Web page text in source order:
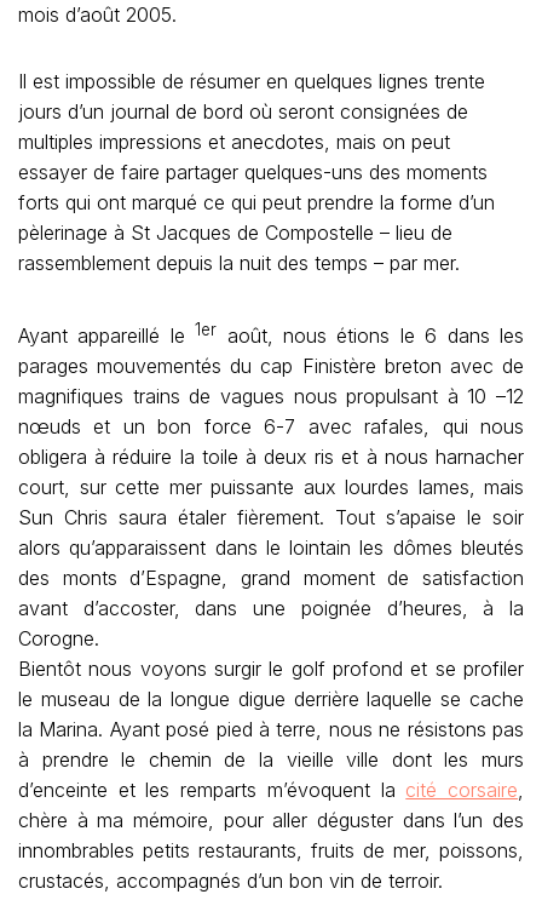
mois d’août 2005.
Il est impossible de résumer en quelques lignes trente
jours d’un journal de bord où seront consignées de
multiples impressions et anecdotes, mais on peut
essayer de faire partager quelques-uns des moments
forts qui ont marqué ce qui peut prendre la forme d’un
pèlerinage à St Jacques de Compostelle – lieu de
rassemblement depuis la nuit des temps – par mer.
Ayant appareillé le 1er
août, nous étions le 6 dans les
parages mouvementés du cap Finistère breton avec de
magnifiques trains de vagues nous propulsant à 10 –12
nœuds et un bon force 6-7 avec rafales, qui nous
obligera à réduire la toile à deux ris et à nous harnacher
court, sur cette mer puissante aux lourdes lames, mais
Sun Chris saura étaler fièrement. Tout s’apaise le soir
alors qu’apparaissent dans le lointain les dômes bleutés
des monts d’Espagne, grand moment de satisfaction
avant d’accoster, dans une poignée d’heures, à la
Corogne.
Bientôt nous voyons surgir le golf profond et se profiler
le museau de la longue digue derrière laquelle se cache
la Marina. Ayant posé pied à terre, nous ne résistons pas
à prendre le chemin de la vieille ville dont les murs
d’enceinte et les remparts m’évoquent la cité corsaire,
chère à ma mémoire, pour aller déguster dans l’un des
innombrables petits restaurants, fruits de mer, poissons,
crustacés, accompagnés d’un bon vin de terroir.